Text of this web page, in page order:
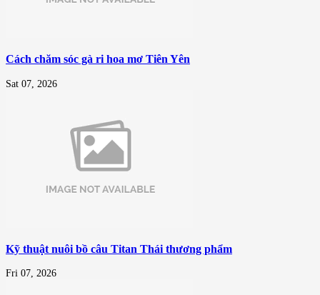
Cách chăm sóc gà ri hoa mơ Tiên Yên
Sat 07, 2026
Kỹ thuật nuôi bồ câu Titan Thái thương phẩm
Fri 07, 2026